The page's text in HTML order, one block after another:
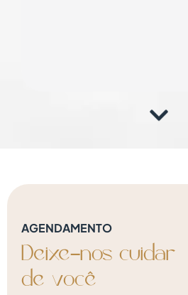
AGENDAMENTO
Deixe-nos cuidar
de você